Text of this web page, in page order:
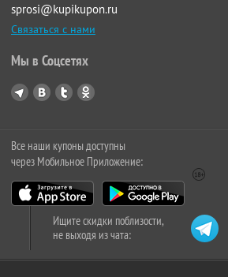
sprosi@kupikupon.ru
Связаться с нами
Мы в Соцсетях
Все наши купоны доступны
через Мобильное Приложение:
Ищите скидки поблизости,
не выходя из чата: